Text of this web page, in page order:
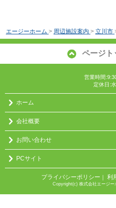
エージーホーム > 周辺施設案内 > 立川市
ページト
営業時間
定休日:
ホーム
会社概要
お問い合わせ
PCサイト
プライバシーポリシー ｜ 利
Copyright(c) 株式会社エージー